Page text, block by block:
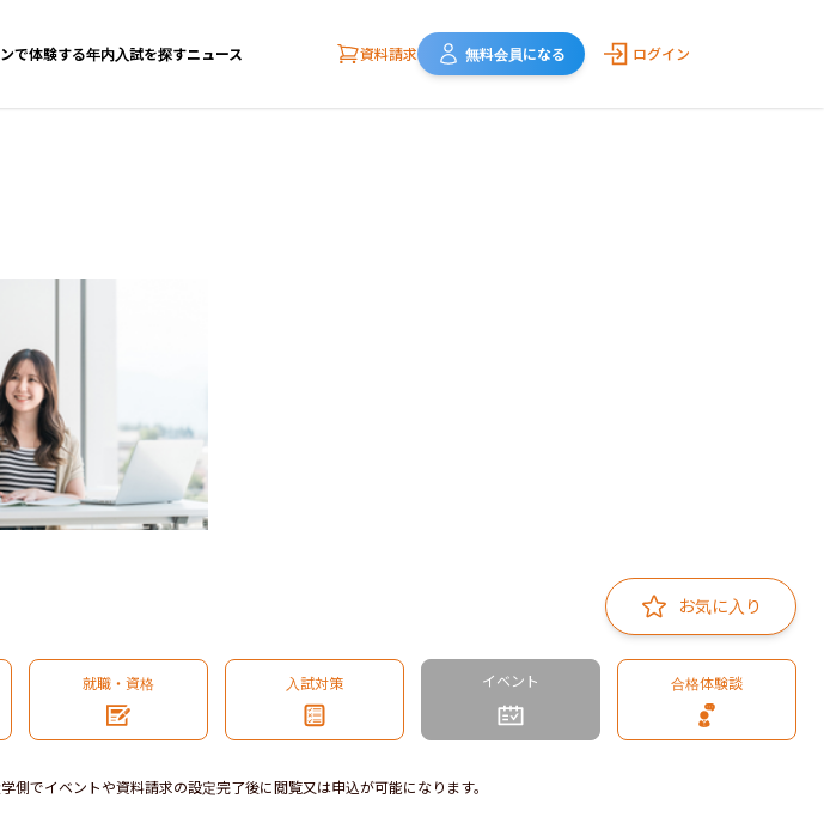
で体験する年内入試を探すニュース 資料請求 無料会員になる ログイン
お気に入り
就職・資格 入試対策 イベント 合格体験談
でイベントや資料請求の設定完了後に閲覧又は申込が可能になります。